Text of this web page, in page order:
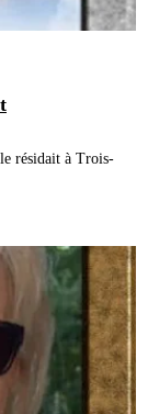
résidait à Trois-